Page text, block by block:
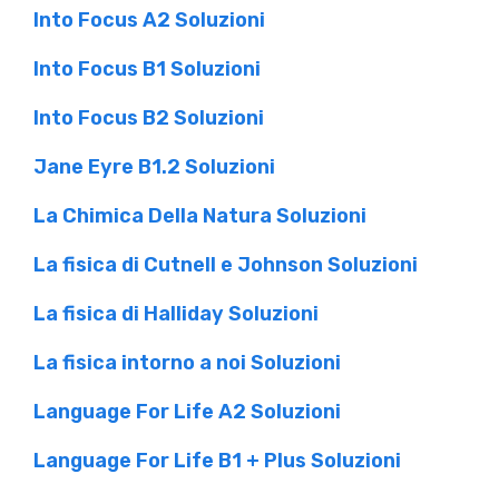
Into Focus A2 Soluzioni
Into Focus B1 Soluzioni
Into Focus B2 Soluzioni
Jane Eyre B1.2 Soluzioni
La Chimica Della Natura Soluzioni
La fisica di Cutnell e Johnson Soluzioni
La fisica di Halliday Soluzioni
La fisica intorno a noi Soluzioni
Language For Life A2 Soluzioni
Language For Life B1 + Plus Soluzioni